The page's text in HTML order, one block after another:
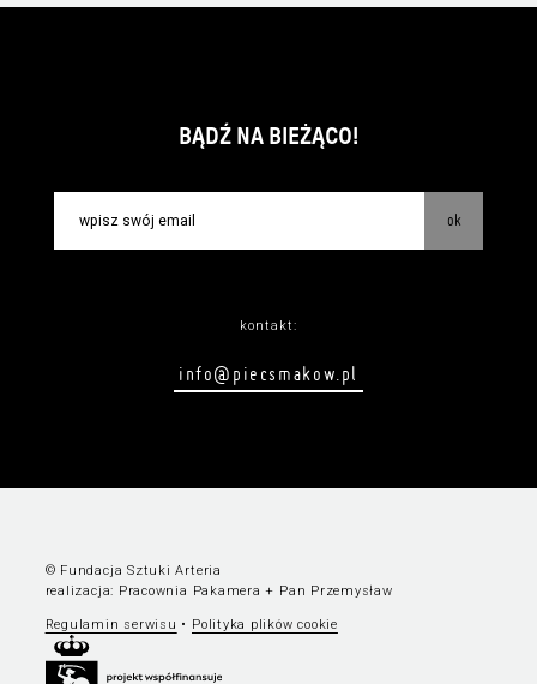
BĄDŹ NA BIEŻĄCO!
ok
kontakt:
info@piecsmakow.pl
© Fundacja Sztuki Arteria
realizacja: Pracownia Pakamera + Pan Przemysław
Regulamin serwisu • Polityka plików cookie